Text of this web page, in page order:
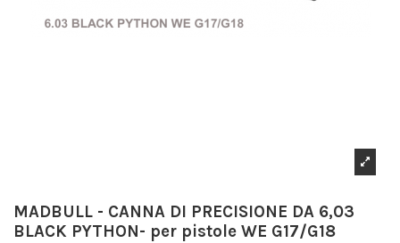
MADBULL - CANNA DI PRECISIONE DA 6,03
BLACK PYTHON- per pistole WE G17/G18